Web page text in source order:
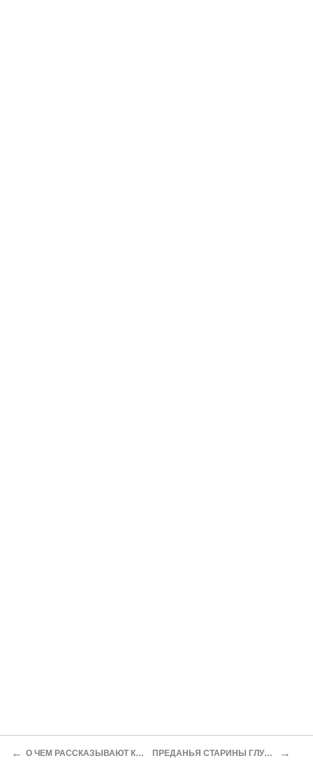
← О ЧЕМ РАССКАЗЫВАЮТ КЛАДЫ ПРЕДАНЬЯ СТАРИНЫ ГЛУБОКОЙ →